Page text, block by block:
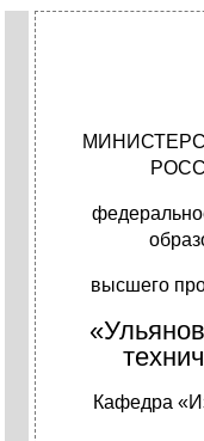
высшего
Кафедра